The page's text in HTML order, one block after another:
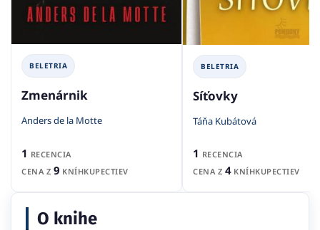
BELETRIA
Zmenárnik
Anders de la Motte
1 RECENCIA
CENA Z 9 KNÍHKUPECTIEV
BELETRIA
Síťovky
Táňa Kubátová
1 RECENCIA
CENA Z 4KNÍHKUPECTIEV
O knihe